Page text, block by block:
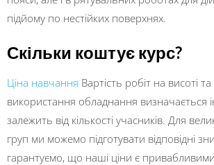
підйому по нестійких поверхнях.
Скільки коштує курс?
Ціна навчання Вартість робіт на висоті
використання обладнання визначається
залежить від кількості учасників. Для
груп ми можемо підготувати відповідні
гарантуємо, що наші ціни є